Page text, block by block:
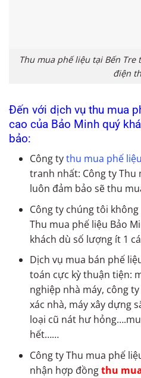
Thu mua phế liệu tại Bến
điện
Đến với dịch vụ thu mua
cao của Bảo Minh quý
bảo:
Công tythu mua phế
tranh nhất: Công ty Thu
luôn đảm bảo sẽ thu
Công ty chúng tôi
Thu mua phế liệu Bảo
khách dù số lượng ít 1
Dịch vụ mua bán phế
toán cực kỳ thuận tiện:
nghiệp nhà máy, công
xác nhà, máy xây dựng
loại cũ nát hư
hết……
Công ty Thu mua phế
nhận hợp đồngthu